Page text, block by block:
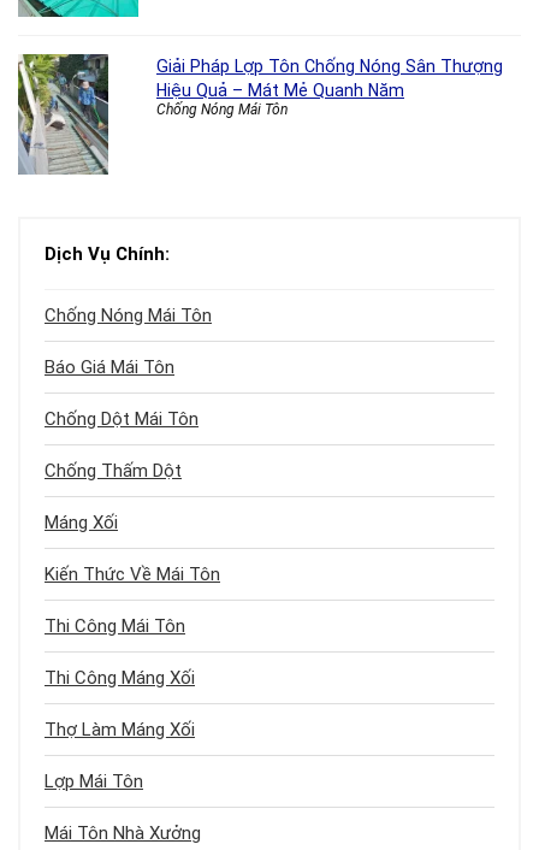
Giải Pháp Lợp Tôn Chống Nóng Sân Thượng
Hiệu Quả – Mát Mẻ Quanh Năm
Chống Nóng Mái Tôn
Dịch Vụ Chính:
Chống Nóng Mái Tôn
Báo Giá Mái Tôn
Chống Dột Mái Tôn
Chống Thấm Dột
Máng Xối
Kiến Thức Về Mái Tôn
Thi Công Mái Tôn
Thi Công Máng Xối
Thợ Làm Máng Xối
Lợp Mái Tôn
Mái Tôn Nhà Xưởng